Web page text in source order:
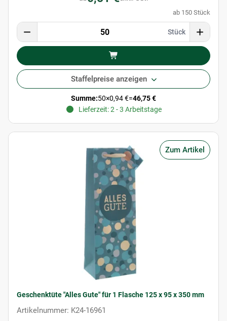
ab 150 Stück
Stück
Staffelpreise anzeigen
Summe:50×0,94 €=46,75 €
Lieferzeit: 2 - 3 Arbeitstage
Zum Artikel
Geschenktüte "Alles Gute" für 1 Flasche 125 x 95 x 350 mm
Artikelnummer: K24-16961